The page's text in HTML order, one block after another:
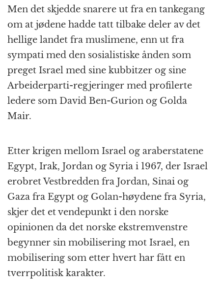
Men det skjedde snarere ut fra en tankegang
om at jødene hadde tatt tilbake deler av det
hellige landet fra muslimene, enn ut fra
sympati med den sosialistiske ånden som
preget Israel med sine kubbitzer og sine
Arbeiderparti-regjeringer med profilerte
ledere som David Ben-Gurion og Golda
Mair.
Etter krigen mellom Israel og araberstatene
Egypt, Irak, Jordan og Syria i 1967, der Israel
erobret Vestbredden fra Jordan, Sinai og
Gaza fra Egypt og Golan-høydene fra Syria,
skjer det et vendepunkt i den norske
opinionen da det norske ekstremvenstre
begynner sin mobilisering mot Israel, en
mobilisering som etter hvert har fått en
tverrpolitisk karakter.